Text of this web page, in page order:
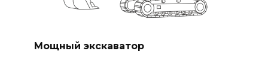
Мощный экскаватор